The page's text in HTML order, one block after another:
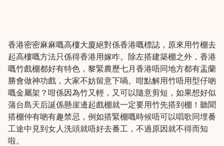
香港密密麻麻嘅高樓大廈絕對係香港嘅標誌，原來用竹棚去
起高樓嘅方法只係得香港用嫁咋。除左搭建築棚之外，香港
嘅竹戲棚都好有特色，黎緊農歷七月香港唔同地方都有盂蘭
勝會做神功戲，大家不妨留意下喎。咁點解用竹唔用型仔啲
嘅金屬架？咁係因為竹又輕，又可以隨意剪短，如果想好似
蒲台島天后誕係懸崖邊起戲棚就一定要用竹先搭到棚！聽聞
搭棚仲有啲有趣禁忌，例如搭緊棚嘅時候唔可以唱歌同埋番
工途中見到女人洗頭就唔好去番工，不過原因就不得而知
啦。